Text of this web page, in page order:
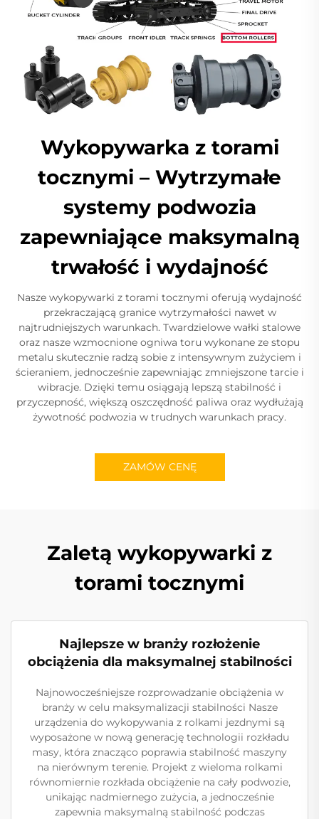
Wykopywarka z torami
tocznymi – Wytrzymałe
systemy podwozia
zapewniające maksymalną
trwałość i wydajność
Nasze wykopywarki z torami tocznymi oferują wydajność
przekraczającą granice wytrzymałości nawet w
najtrudniejszych warunkach. Twardzielowe wałki stalowe
oraz nasze wzmocnione ogniwa toru wykonane ze stopu
metalu skutecznie radzą sobie z intensywnym zużyciem i
ścieraniem, jednocześnie zapewniając zmniejszone tarcie i
wibracje. Dzięki temu osiągają lepszą stabilność i
przyczepność, większą oszczędność paliwa oraz wydłużają
żywotność podwozia w trudnych warunkach pracy.
ZAMÓW CENĘ
Zaletą wykopywarki z
torami tocznymi
Najlepsze w branży rozłożenie
obciążenia dla maksymalnej stabilności
Najnowocześniejsze rozprowadzanie obciążenia w
branży w celu maksymalizacji stabilności Nasze
urządzenia do wykopywania z rolkami jezdnymi są
wyposażone w nową generację technologii rozkładu
masy, która znacząco poprawia stabilność maszyny
na nierównym terenie. Projekt z wieloma rolkami
równomiernie rozkłada obciążenie na cały podwozie,
unikając nadmiernego zużycia, a jednocześnie
zapewnia maksymalną stabilność podczas